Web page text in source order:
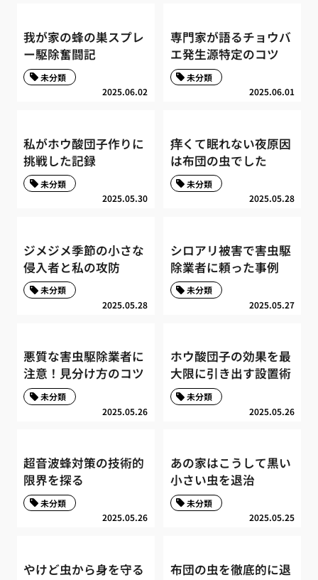
我が家の蜂の巣スプレ
ー駆除奮闘記
2025.06.02
未分類
専門家が語るチョウバ
エ発生源特定のコツ
2025.06.01
未分類
私がホウ酸団子作りに
挑戦した記録
2025.05.30
未分類
痒くて眠れない夜原因
は布団の虫でした
2025.05.28
未分類
ジメジメ季節の小さな
侵入者と私の攻防
2025.05.28
未分類
シロアリ被害で害虫駆
除業者に頼った事例
2025.05.27
未分類
悪質な害虫駆除業者に
注意！見分け方のコツ
2025.05.26
未分類
ホウ酸団子の効果を最
大限に引き出す設置術
2025.05.26
未分類
超音波蜂対策の技術的
限界を探る
2025.05.26
未分類
あの家はこうして黒い
小さい虫を退治
2025.05.25
未分類
やけど虫から身を守る
布団の虫を徹底的に退